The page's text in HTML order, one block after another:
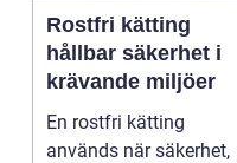
Rostfri kätting
hållbar säkerhet i
krävande miljöer
En rostfri kätting
används när säkerhet,